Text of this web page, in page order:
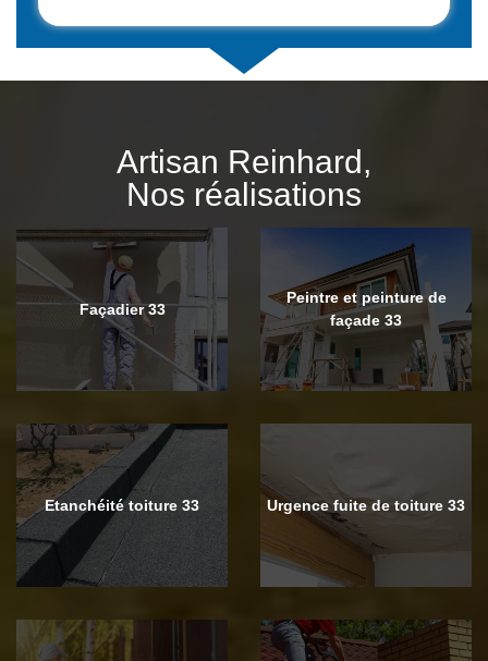
Artisan Reinhard,
Nos réalisations
Façadier 33
Peintre et peinture de
façade 33
Etanchéité toiture 33 Urgence fuite de toiture 33